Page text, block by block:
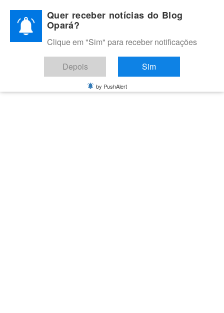
content
BLOG OPARÁ
Melhores notícias de Juazeiro, Petrolina e do Vale do São
Francisco
Quer receber notícias do Blog
Opará?
Clique em "Sim" para receber notificações
Depois Sim
by PushAlert